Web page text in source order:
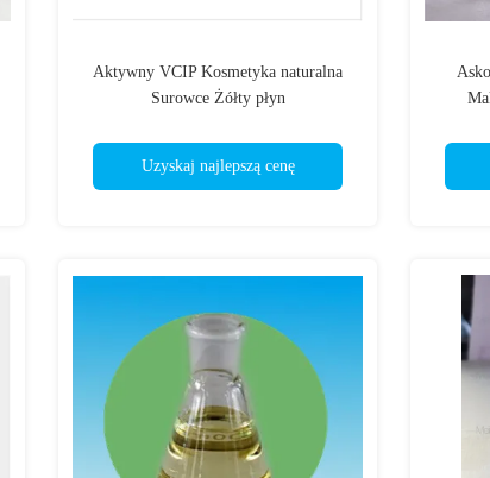
Aktywny VCIP Kosmetyka naturalna
Surowce Żółty płyn
Uzyskaj najlepszą cenę